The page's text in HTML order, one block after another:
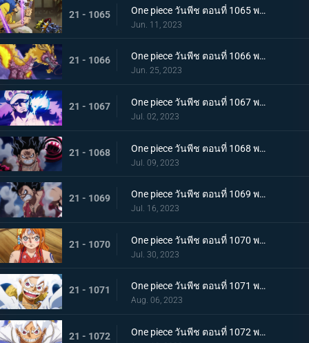
21 - 1065 One piece วันพีช ตอนที่ 1065 พากย์ไทย พันธมิตรล่มสลาย ความมุ่งมั่นของยุคสมัยใหม่จงลุกโชน
Jun. 11, 2023
21 - 1066 One piece วันพีช ตอนที่ 1066 พากย์ไทย ตัวเอกมาแล้ว สุดยอดท่าจากคลื่นและแม่เหล็ก
Jun. 25, 2023
21 - 1067 One piece วันพีช ตอนที่ 1067 พากย์ไทย สู่ยุคสมัยใหม่ บทสรุปความมุ่งมั่นของพวกเด็กเหลือขอ
Jul. 02, 2023
21 - 1068 One piece วันพีช ตอนที่ 1068 พากย์ไทย เจ้าหญิงจันทราดังก้อง ฉากสุดท้ายของแคว้นวาโนะ
Jul. 09, 2023
21 - 1069 One piece วันพีช ตอนที่ 1069 พากย์ไทย ผู้ชนะมีเพียงหนึ่ง ลูฟี่ ปะทะ ไคโด
Jul. 16, 2023
21 - 1070 One piece วันพีช ตอนที่ 1070 พากย์ไทย ลูฟี่พ่ายแพ้ การเตรียมใจของผู้ที่เหลืออยู่
Jul. 30, 2023
21 - 1071 One piece วันพีช ตอนที่ 1071 พากย์ไทย ไปให้ถึงจุดสูงสุดของลูฟี่ เกียร์ฟิฟท์
Aug. 06, 2023
21 - 1072 One piece วันพีช ตอนที่ 1072 พากย์ไทย พลังกวนประสาท เกียร์ฟิฟท์โลดแล่น